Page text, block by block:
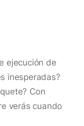
ejecución de
inesperadas?
Con
verás cuando